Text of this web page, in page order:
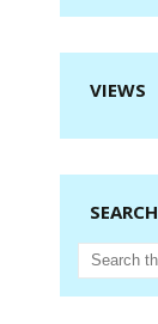
VIEWS
SEARCH